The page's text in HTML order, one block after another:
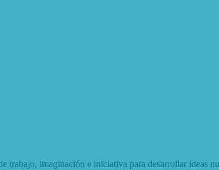
trabajo, imaginación e iniciativa para desarrollar ideas